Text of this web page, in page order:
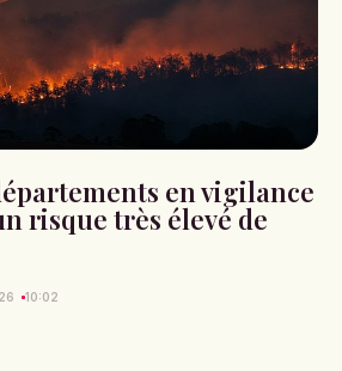
en vigilance
risque très élevé de
10:02